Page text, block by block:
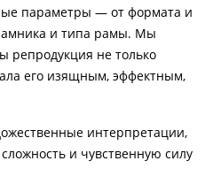
параметры — от формата и
и типа рамы. Мы
репродукция не только
его изящным, эффектным,
интерпретации,
и чувственную силу